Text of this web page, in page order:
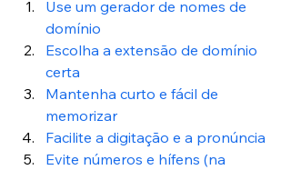
Use um gerador de nomes de
domínio
Escolha a extensão de domínio
certa
Mantenha curto e fácil de
memorizar
Facilite a digitação e a pronúncia
Evite números e hífens (na